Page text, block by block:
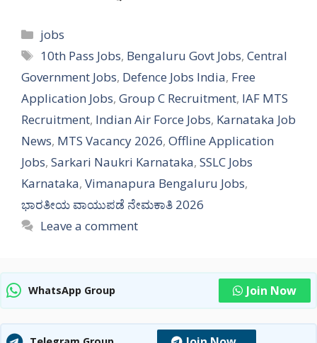
Categories
jobs
Tags
10th Pass Jobs, Bengaluru Govt Jobs,Central
Government Jobs, Defence Jobs India, Free
Application Jobs, Group C Recruitment, IAF MTS
Recruitment, Indian Air Force Jobs, Karnataka Job
News, MTS Vacancy 2026, Offline Application
Jobs, Sarkari Naukri Karnataka, SSLC Jobs
Karnataka, Vimanapura Bengaluru Jobs,
ಭಾರತೀಯ ವಾಯುಪಡೆ ನೇಮಕಾತಿ 2026
Leave a comment
WhatsApp Group Join Now